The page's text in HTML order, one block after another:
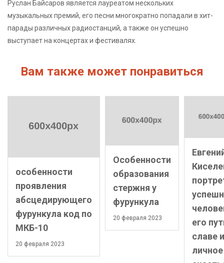
Руслан Байсаров является лауреатом нескольких
музыкальных премий, его песни многократно попадали в хит-
парады различных радиостанций, а также он успешно
выступает на концертах и фестивалях.
Вам также может понравиться
особенности
проявления
абсцедирующего
фурункула код по
МКБ-10
20 февраля 2023
Особенности
образования
стержня у
фурункула
20 февраля 2023
его
славе и
личное